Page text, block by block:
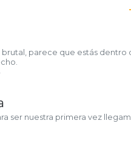
parece que estás dentro
ser nuestra primera vez